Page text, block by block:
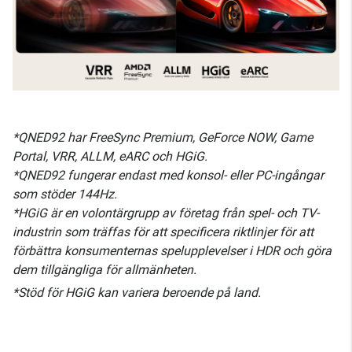
*QNED92 har FreeSync Premium, GeForce NOW, Game
Portal, VRR, ALLM, eARC och HGiG.
*QNED92 fungerar endast med konsol- eller PC-ingångar
som stöder 144Hz.
*HGiG är en volontärgrupp av företag från spel- och TV-
industrin som träffas för att specificera riktlinjer för att
förbättra konsumenternas spelupplevelser i HDR och göra
dem tillgängliga för allmänheten.
*Stöd för HGiG kan variera beroende på land.